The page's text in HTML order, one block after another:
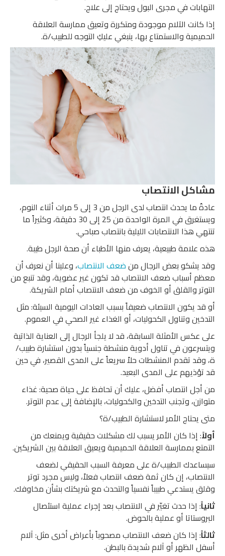
التهابات في مجرى البول ويحتاج إلى علاج.
إذا كانت الآلام موجودة ومتكررة وتعيق ممارسة العلاقة
الحميمية والاستمتاع بها، ينبغي عليكِ التوجه للطبيب/ة.
مشاكل الانتصاب
عادةً ما يحدث انتصاب لدى الرجل من 3 إلى 5 مرات أثناء النوم،
ويستغرق في المرة الواحدة من 25 إلى 30 دقيقة، وكثيراً ما
تنتهي هذا الانتصابات الليلية بانتصاب صباحي.
هذه علامة طبيعية، يعرف منها الأطباء أن صحة الرجل طيبة.
وقد يشكو بعض الرجال منضعف الانتصاب، وعلينا أن نعرف أن
معظم أسباب ضعف الانتصاب قد تكون غير عضوية، وقد تنبع من
التوتر والقلق أو الخوف من ضعف الانتصاب أمام الشريكة.
أو قد يكون الانتصاب ضعيفاً بسبب العادات اليومية السيئة: مثل
التدخين وتناول الكحوليات، أو الغذاء غير الصحي في العموم.
على عكس الأمثلة السابقة، قد لا يلجأ الرجال إلى العناية الذاتية
ويتسرعون في تناول أدوية منشطة جنسياً بدون استشارة طبيب/
ة، وقد تقدم المنشطات حلاً سريعاً على المدى القصير، في حين
قد تؤذيهم على المدى البعيد.
من أجل انتصاب أفضل، عليك أن تحافظ على حياة صحية: غذاء
متوازن، وتجنب التدخين والكحوليات، بالإضافة إلى عدم التوتر.
متى يحتاج الأمر لاستشارة الطبيب/ة؟
أولاً: إذا كان الأمر يسبب لك مشكلات حقيقية ويمنعك من
التمتع بممارسة العلاقة الحميمية ويعيق العلاقة بين الشريكين.
سيساعدك الطبيب/ة على معرفة السبب الحقيقي لضعف
الانتصاب، إن كان ثمة ضعف انتصاب فعلاً، وليس مجرد توتر
وقلق يستدعي طبيباً نفسياً والتحدث مع شريكتك بشأن مخاوفك.
ثانياً: إذا حدث تغيّر في الانتصاب بعد إجراء عملية استئصال
البروستاتا أو عملية بالحوض.
ثالثاً: إذا كان ضعف الانتصاب مصحوباً بأعراض أخرى مثل: آلام
أسفل الظهر أو آلام شديدة بالبطن.